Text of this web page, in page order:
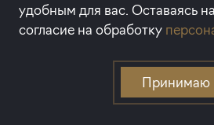
удобным для вас. Оставаясь
согласие на обработку
Принимаю